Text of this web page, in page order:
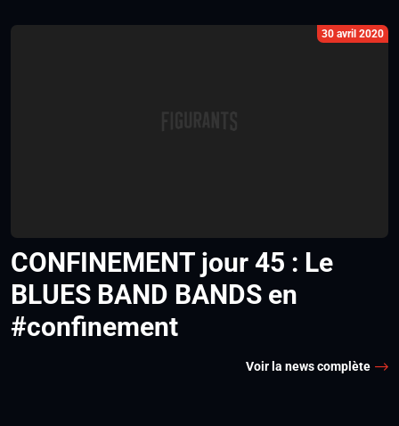
30 avril 2020
CONFINEMENT jour 45 : Le
BLUES BAND BANDS en
#confinement
Voir la news complète